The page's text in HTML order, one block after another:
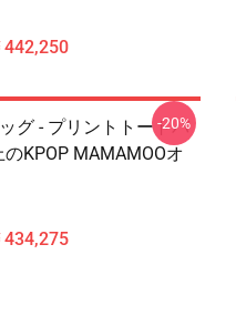
442,250
グ - プリントトートバ
KPOP MAMAMOOオ
434,275
-20%